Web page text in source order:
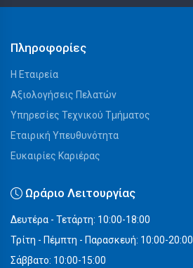
Πληροφορίες
Η Εταιρεία
Αξιολογήσεις Πελατών
Υπηρεσίες Τεχνικού Τμήματος
Εταιρική Υπευθυνότητα
Ευκαιρίες Καριέρας
Ωράριο Λειτουργίας
Δευτέρα - Τετάρτη: 10:00-18:00
Τρίτη - Πέμπτη - Παρασκευή: 10:00-20:00
Σάββατο: 10:00-15:00